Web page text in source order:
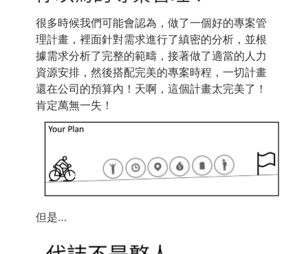
很多時候我們可能會認為，做了一個好的專案管
理計畫，裡面針對需求進行了縝密的分析，並根
據需求分析了完整的範疇，接著做了適當的人力
資源安排，然後搭配完美的專案時程，一切計畫
還在公司的預算內！天啊，這個計畫太完美了！
肯定萬無一失！
但是…